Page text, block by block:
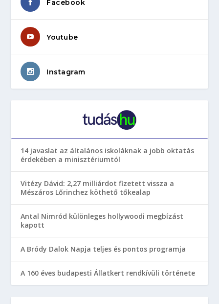
Facebook
Youtube
Instagram
14 javaslat az általános iskoláknak a jobb oktatás
érdekében a minisztériumtól
Vitézy Dávid: 2,27 milliárdot fizetett vissza a
Mészáros Lőrinchez köthető tőkealap
Antal Nimród különleges hollywoodi megbízást
kapott
A Bródy Dalok Napja teljes és pontos programja
A 160 éves budapesti Állatkert rendkívüli története